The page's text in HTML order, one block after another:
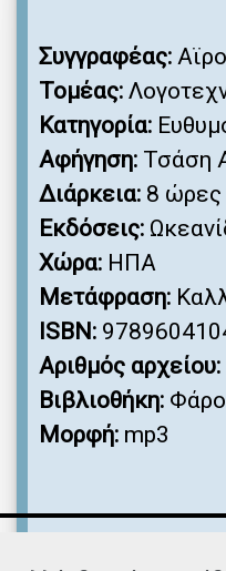
Συγγραφέας:
Τομέας:
Κατηγορία:
Αφήγηση: Τσάση
Διάρκεια: 8 ώρες
Εκδόσεις:
Χώρα: ΗΠΑ
Μετάφραση:
ISBN:
Αριθμός αρχείου:
Βιβλιοθήκη:
Μορφή: mp3